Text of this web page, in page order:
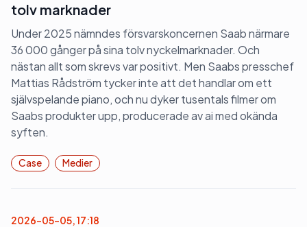
tolv marknader
Under 2025 nämndes försvarskoncernen Saab närmare
36 000 gånger på sina tolv nyckelmarknader. Och
nästan allt som skrevs var positivt. Men Saabs presschef
Mattias Rådström tycker inte att det handlar om ett
självspelande piano, och nu dyker tusentals filmer om
Saabs produkter upp, producerade av ai med okända
syften.
Case Medier
2026-05-05, 17:18